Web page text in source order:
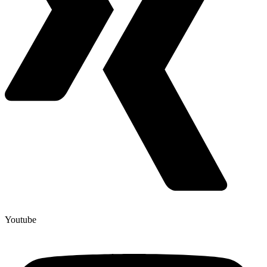
Youtube